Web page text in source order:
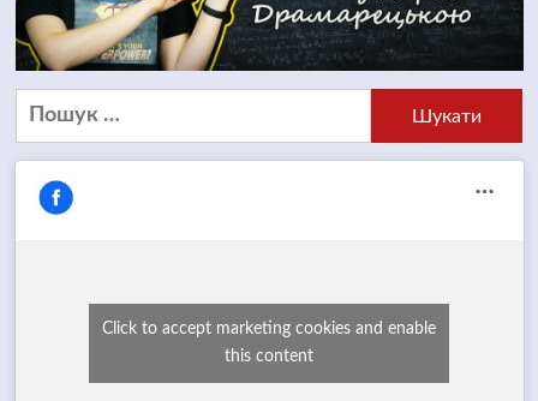
Пошук:
Click to accept marketing cookies and enable
this content